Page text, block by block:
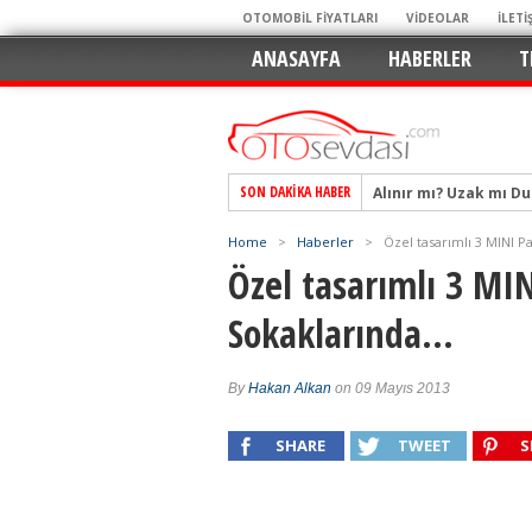
OTOMOBİL FİYATLARI VİDEOLAR
ANASAYFA HABERLER
SON DAKIKA HABER
Alınır mı? Uzak mı
Alpine A290 GTS:
EAT8’e Veda,
Crossover
Mercedes-Benz
Keskin Hatlar, GR
Geleceğin Kompakt
Pazarın Lideri,
Hem Şehirli Hem
Home > Haberler > Özel tasarımlı 3 MINI
Özel tasarımlı 3
Sokaklarında…
ByHakan Alkan on 09 Mayıs 2013
SHARE TWEET